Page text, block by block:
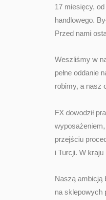
17 miesięcy,
handlowego.
Przed nami
Weszliśmy w
pełne oddanie
robimy, a nasz
FX dowodził
przejściu
i Turcji. W kraju
Naszą ambicją
na sklepowych